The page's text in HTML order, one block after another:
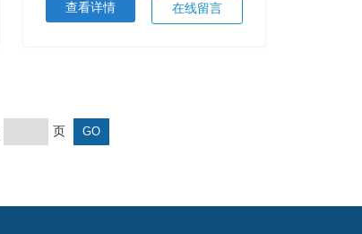
查看详情 在线留言
页